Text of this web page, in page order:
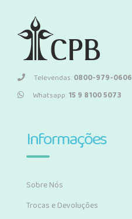
Televendas:0800-979-0606
Whatsapp:15 9 8100 5073
Informações
Sobre Nós
Trocas e Devoluções